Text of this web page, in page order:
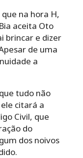
na hora H,
aceita Oto
brincar e dizer
de uma
a
tudo não
citará a
Civil, que
do
dos noivos